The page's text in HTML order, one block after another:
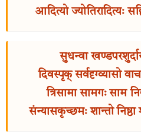
आदित्यो ज्योतिरादित्यः
सुधन्वा
दिवस्पृक् सर्वदृग्व्यासो
त्रिसामा सामगः साम
संन्यासकृच्छमः शान्तो